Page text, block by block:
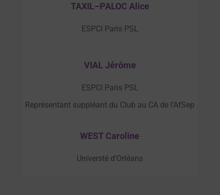
TAXIL–PALOC Alice
ESPCI Paris PSL
VIAL Jérôme
ESPCI Paris PSL
Représentant suppléant du Club au CA de l’AfSep
WEST Caroline
Universté d’Orléans